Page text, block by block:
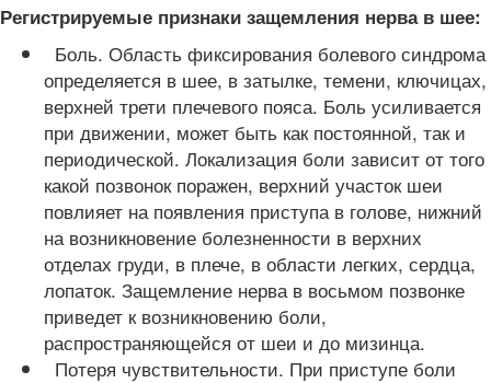
Регистрируемые признаки защемления нерва в шее:
Боль. Область фиксирования болевого синдрома
определяется в шее, в затылке, темени, ключицах,
верхней трети плечевого пояса. Боль усиливается
при движении, может быть как постоянной, так и
периодической. Локализация боли зависит от того
какой позвонок поражен, верхний участок шеи
повлияет на появления приступа в голове, нижний
на возникновение болезненности в верхних
отделах груди, в плече, в области легких, сердца,
лопаток. Защемление нерва в восьмом позвонке
приведет к возникновению боли,
распространяющейся от шеи и до мизинца.
Потеря чувствительности. При приступе боли